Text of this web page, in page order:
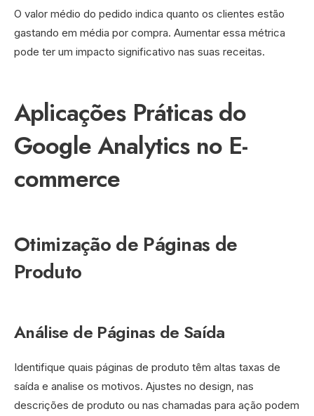
O valor médio do pedido indica quanto os clientes estão
gastando em média por compra. Aumentar essa métrica
pode ter um impacto significativo nas suas receitas.
Aplicações Práticas do
Google Analytics no E-
commerce
Otimização de Páginas de
Produto
Análise de Páginas de Saída
Identifique quais páginas de produto têm altas taxas de
saída e analise os motivos. Ajustes no design, nas
descrições de produto ou nas chamadas para ação podem